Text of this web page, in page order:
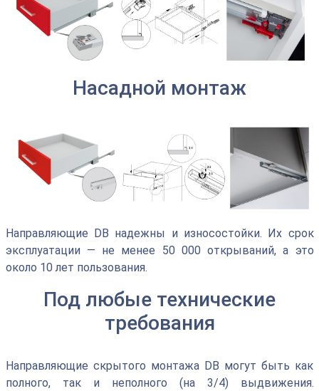
Насадной монтаж
Направляющие DB надежны и износостойки. Их срок
эксплуатации — не менее 50 000 открываний, а это
около 10 лет пользования.
Под любые технические
требования
Направляющие скрытого монтажа DВ могут быть как
полного, так и неполного (на 3/4) выдвижения.